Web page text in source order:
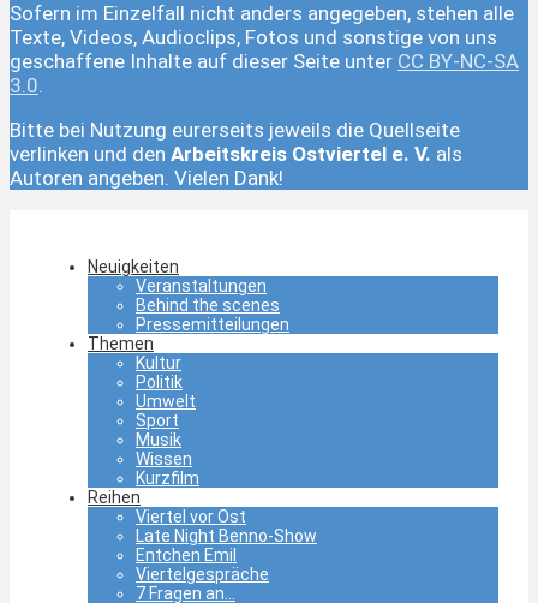
Sofern im Einzelfall nicht anders angegeben, stehen alle
Texte, Videos, Audioclips, Fotos und sonstige von uns
geschaffene Inhalte auf dieser Seite unter CC BY-NC-SA
3.0.
Bitte bei Nutzung eurerseits jeweils die Quellseite
verlinken und den Arbeitskreis Ostviertel e. V. als
Autoren angeben. Vielen Dank!
Neuigkeiten
Veranstaltungen
Behind the scenes
Pressemitteilungen
Themen
Kultur
Politik
Umwelt
Sport
Musik
Wissen
Kurzfilm
Reihen
Viertel vor Ost
Late Night Benno-Show
Entchen Emil
Viertelgespräche
7 Fragen an…